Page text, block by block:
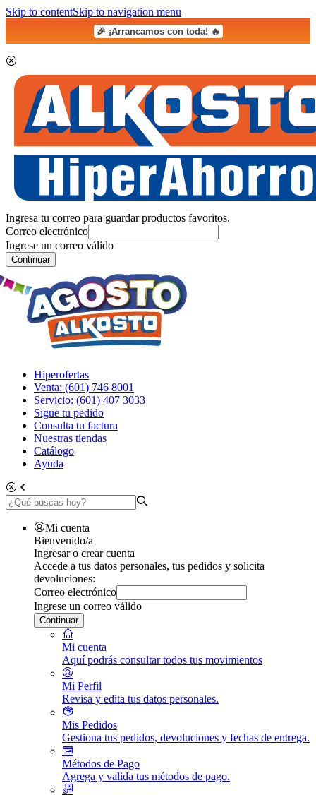
Skip to contentSkip to navigation menu
🎉 ¡Arrancamos con toda! 🔥
Ingresa tu correo para guardar productos favoritos.
Correo electrónico
Ingrese un correo válido
Continuar
Hiperofertas
Venta: (601) 746 8001
Servicio: (601) 407 3033
Sigue tu pedido
Consulta tu factura
Nuestras tiendas
Catálogo
Ayuda
Mi cuenta
Bienvenido/a
Ingresar o crear cuenta
Accede a tus datos personales, tus pedidos y solicita
devoluciones:
Correo electrónico
Ingrese un correo válido
Continuar
Mi cuenta
Aquí podrás consultar todos tus movimientos
Mi Perfil
Revisa y edita tus datos personales.
Mis Pedidos
Gestiona tus pedidos, devoluciones y fechas de entrega.
Métodos de Pago
Agrega y valida tus métodos de pago.